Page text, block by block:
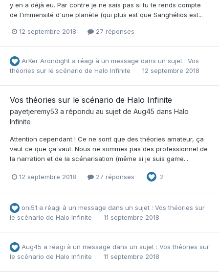
y en a déjà eu. Par contre je ne sais pas si tu te rends compte
de l'immensité d'une planète (qui plus est que Sanghélios est...
12 septembre 2018 27 réponses
ArKer Arondight a réagi à un message dans un sujet : Vos
théories sur le scénario de Halo Infinite
12 septembre 2018
Vos théories sur le scénario de Halo Infinite
payetjeremy53 a répondu au sujet de Aug45 dans Halo
Infinite
Attention cependant ! Ce ne sont que des théories amateur, ça
vaut ce que ça vaut. Nous ne sommes pas des professionnel de
la narration et de la scénarisation (même si je suis game...
12 septembre 2018 27 réponses 2
oni51 a réagi à un message dans un sujet : Vos théories sur
le scénario de Halo Infinite
11 septembre 2018
Aug45 a réagi à un message dans un sujet : Vos théories sur
le scénario de Halo Infinite
11 septembre 2018